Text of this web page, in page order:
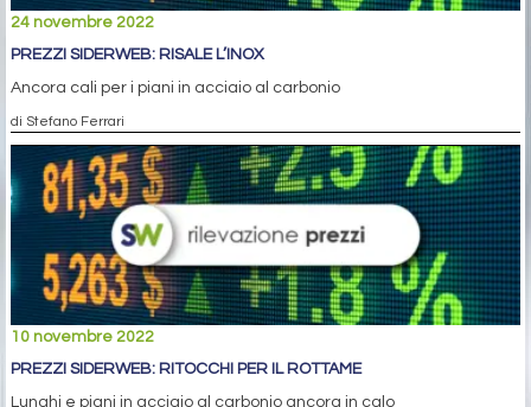
24 novembre 2022
PREZZI SIDERWEB: RISALE L’INOX
Ancora cali per i piani in acciaio al carbonio
di Stefano Ferrari
10 novembre 2022
PREZZI SIDERWEB: RITOCCHI PER IL ROTTAME
Lunghi e piani in acciaio al carbonio ancora in calo